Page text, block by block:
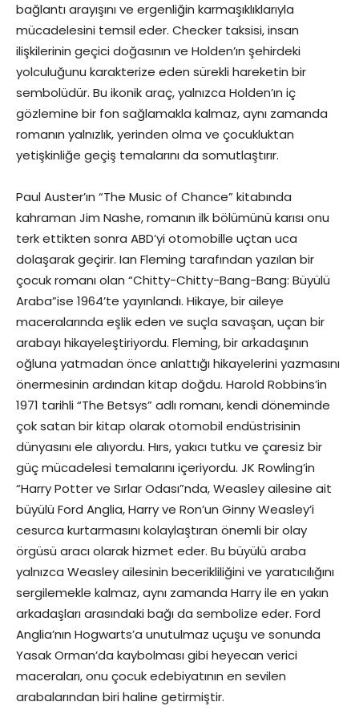
bağlantı arayışını ve ergenliğin karmaşıklıklarıyla
mücadelesini temsil eder. Checker taksisi, insan
ilişkilerinin geçici doğasının ve Holden’ın şehirdeki
yolculuğunu karakterize eden sürekli hareketin bir
sembolüdür. Bu ikonik araç, yalnızca Holden’ın iç
gözlemine bir fon sağlamakla kalmaz, aynı zamanda
romanın yalnızlık, yerinden olma ve çocukluktan
yetişkinliğe geçiş temalarını da somutlaştırır.
Paul Auster’ın “The Music of Chance” kitabında
kahraman Jim Nashe, romanın ilk bölümünü karısı onu
terk ettikten sonra ABD’yi otomobille uçtan uca
dolaşarak geçirir. Ian Fleming tarafından yazılan bir
çocuk romanı olan “Chitty-Chitty-Bang-Bang: Büyülü
Araba”ise 1964’te yayınlandı. Hikaye, bir aileye
maceralarında eşlik eden ve suçla savaşan, uçan bir
arabayı hikayeleştiriyordu. Fleming, bir arkadaşının
oğluna yatmadan önce anlattığı hikayelerini yazmasını
önermesinin ardından kitap doğdu. Harold Robbins’in
1971 tarihli “The Betsys” adlı romanı, kendi döneminde
çok satan bir kitap olarak otomobil endüstrisinin
dünyasını ele alıyordu. Hırs, yakıcı tutku ve çaresiz bir
güç mücadelesi temalarını içeriyordu. JK Rowling’in
“Harry Potter ve Sırlar Odası”nda, Weasley ailesine ait
büyülü Ford Anglia, Harry ve Ron’un Ginny Weasley’i
cesurca kurtarmasını kolaylaştıran önemli bir olay
örgüsü aracı olarak hizmet eder. Bu büyülü araba
yalnızca Weasley ailesinin becerikliliğini ve yaratıcılığını
sergilemekle kalmaz, aynı zamanda Harry ile en yakın
arkadaşları arasındaki bağı da sembolize eder. Ford
Anglia’nın Hogwarts’a unutulmaz uçuşu ve sonunda
Yasak Orman’da kaybolması gibi heyecan verici
maceraları, onu çocuk edebiyatının en sevilen
arabalarından biri haline getirmiştir.